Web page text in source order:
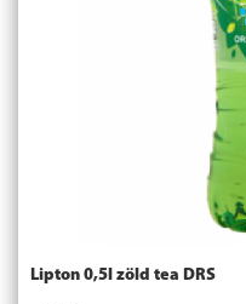
Lipton 0,5l zöld tea DRS